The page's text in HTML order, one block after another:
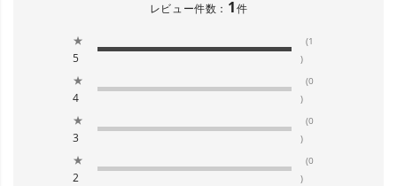
レビュー件数： 1件
★
5
(1
)
★
4
(0
)
★
3
(0
)
★
2
(0
)